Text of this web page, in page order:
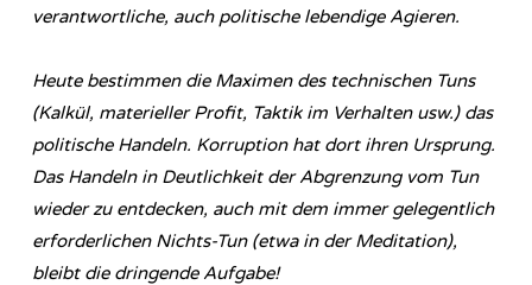
verantwortliche, auch politische lebendige Agieren.
Heute bestimmen die Maximen des technischen Tuns
(Kalkül, materieller Profit, Taktik im Verhalten usw.) das
politische Handeln. Korruption hat dort ihren Ursprung.
Das Handeln in Deutlichkeit der Abgrenzung vom Tun
wieder zu entdecken, auch mit dem immer gelegentlich
erforderlichen Nichts-Tun (etwa in der Meditation),
bleibt die dringende Aufgabe!